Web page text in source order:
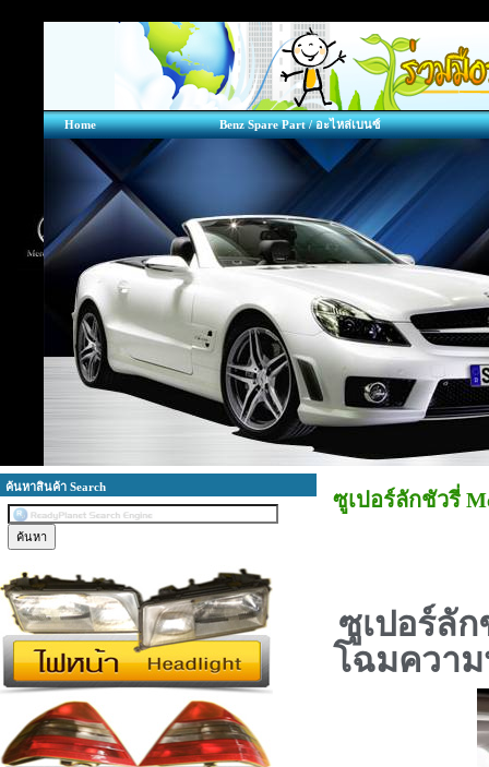
Home Benz Spare Part / อะไหล่เบนซ์
ค้นหาสินค้า Search
ซูเปอร์ลักชัวรี่
ซูเปอร์ลั
โฉมควา